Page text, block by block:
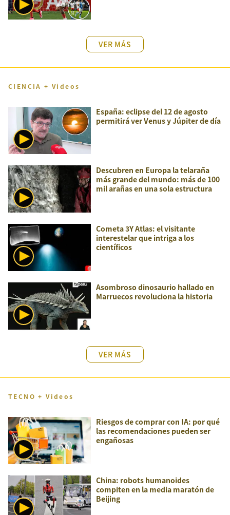
VER MÁS
CIENCIA + Videos
España: eclipse del 12 de agosto
permitirá ver Venus y Júpiter de día
Descubren en Europa la telaraña
más grande del mundo: más de 100
mil arañas en una sola estructura
Cometa 3Y Atlas: el visitante
interestelar que intriga a los
científicos
Asombroso dinosaurio hallado en
Marruecos revoluciona la historia
VER MÁS
TECNO + Videos
Riesgos de comprar con IA: por qué
las recomendaciones pueden ser
engañosas
China: robots humanoides
compiten en la media maratón de
Beijing